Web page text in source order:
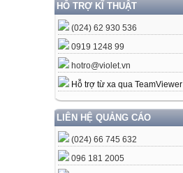
HỖ TRỢ KĨ THUẬT
(024) 62 930 536
0919 1248 99
hotro@violet.vn
Hỗ trợ từ xa qua TeamViewer
LIÊN HỆ QUẢNG CÁO
(024) 66 745 632
096 181 2005